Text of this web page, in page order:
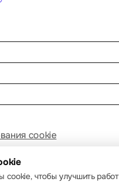
cookie
чтобы улучшить